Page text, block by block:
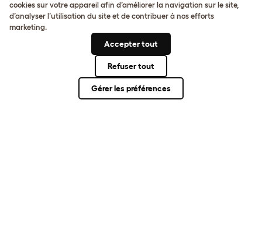
NOUS POSONS DES
QUESTIONS
INATTENDUES. ET
INVENTONS DES
PRODUITS
REMARQUABLES.
cookies sur votre appareil afin d’améliorer la navigation sur le site,
d’analyser l’utilisation du site et de contribuer à nos efforts
marketing.
Accepter tout
Refuser tout
Gérer les préférences